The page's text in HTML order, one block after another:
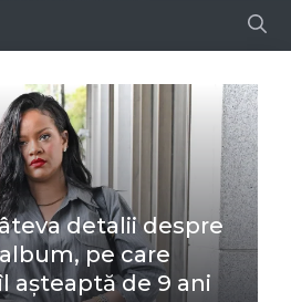
detalii despre
pe care
așteaptă de 9 ani